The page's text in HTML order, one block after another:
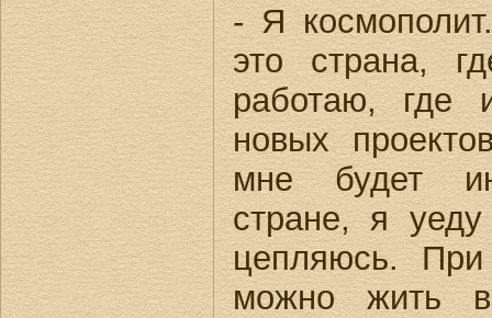
- Я
это страна,
работаю, где
новых
мне будет
стране, я
цепляюсь.
можно жить